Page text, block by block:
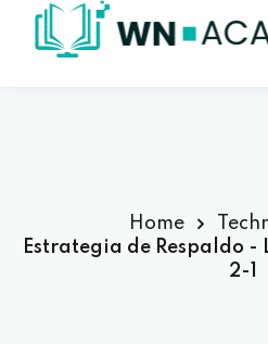
Home
Estrategia de Respaldo
2-1